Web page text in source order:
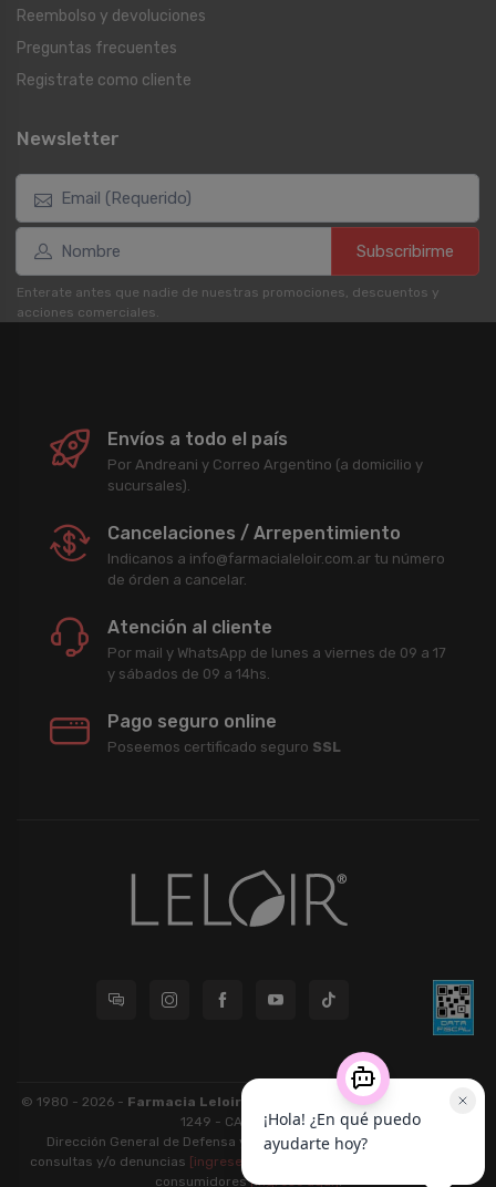
Reembolso y devoluciones
Preguntas frecuentes
Registrate como cliente
Newsletter
Subscribirme
Enterate antes que nadie de nuestras promociones, descuentos y
acciones comerciales.
Envíos a todo el país
Por Andreani y Correo Argentino (a domicilio y
sucursales).
Cancelaciones / Arrepentimiento
Indicanos a info@farmacialeloir.com.ar tu número
de órden a cancelar.
Atención al cliente
Por mail y WhatsApp de lunes a viernes de 09 a 17
y sábados de 09 a 14hs.
Pago seguro online
Poseemos certificado seguro SSL
© 1980 - 2026 - Farmacia Leloir S.R.L.
| CUIT 33609220789 - Larrea
1249 - CABA - CP 1117
Dirección General de Defensa y Protección al Consumidor: Para
consultas y/o denuncias [ingrese aquí]
consumidores[ingrese aquí].